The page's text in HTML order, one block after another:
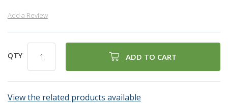
Add a Review
QTY ADD TO CART
View the related products available